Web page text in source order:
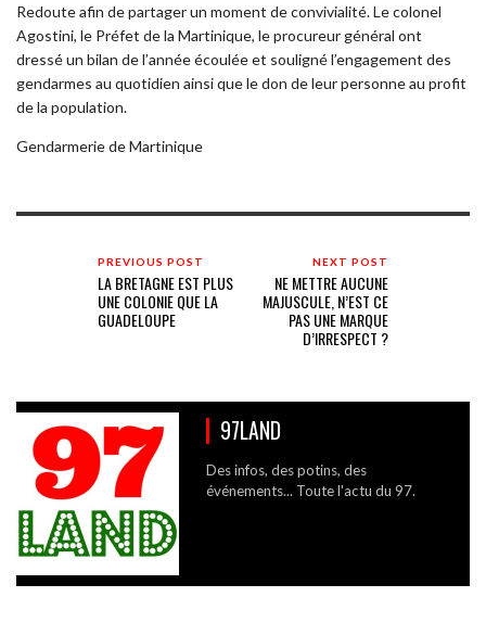
Redoute afin de partager un moment de convivialité. Le colonel
Agostini, le Préfet de la Martinique, le procureur général ont
dressé un bilan de l’année écoulée et souligné l’engagement des
gendarmes au quotidien ainsi que le don de leur personne au profit
de la population.
Gendarmerie de Martinique
PREVIOUS POST
LA BRETAGNE EST PLUS
UNE COLONIE QUE LA
GUADELOUPE
NEXT POST
NE METTRE AUCUNE
MAJUSCULE, N’EST CE
PAS UNE MARQUE
D’IRRESPECT ?
97LAND
Des infos, des potins, des
événements... Toute l'actu du 97.